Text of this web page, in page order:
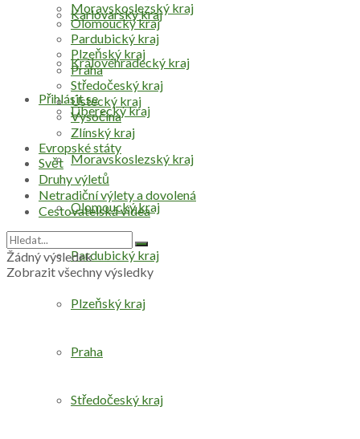
Přihlásit se
Karlovarský kraj
Královéhradecký kraj
Liberecký kraj
Moravskoslezský kraj
Olomoucký kraj
Pardubický kraj
Plzeňský kraj
Praha
Středočeský kraj
Moravskoslezský kraj
Olomoucký kraj
Pardubický kraj
Plzeňský kraj
Praha
Středočeský kraj
Ústecký kraj
Vysočina
Zlínský kraj
Evropské státy
Svět
Druhy výletů
Netradiční výlety a dovolená
Cestovatelská videa
Žádný výsledek
Zobrazit všechny výsledky